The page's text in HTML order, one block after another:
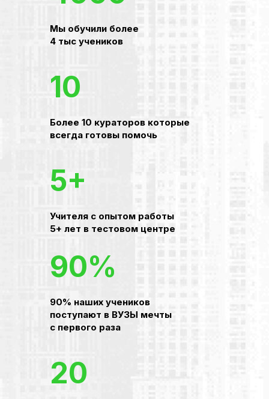
Мы обучили более
4 тыс учеников
10
Более 10 кураторов которые
всегда готовы помочь
5+
Учителя с опытом работы
5+ лет в тестовом центре
90%
90% наших учеников
поступают в ВУЗЫ мечты
с первого раза
20